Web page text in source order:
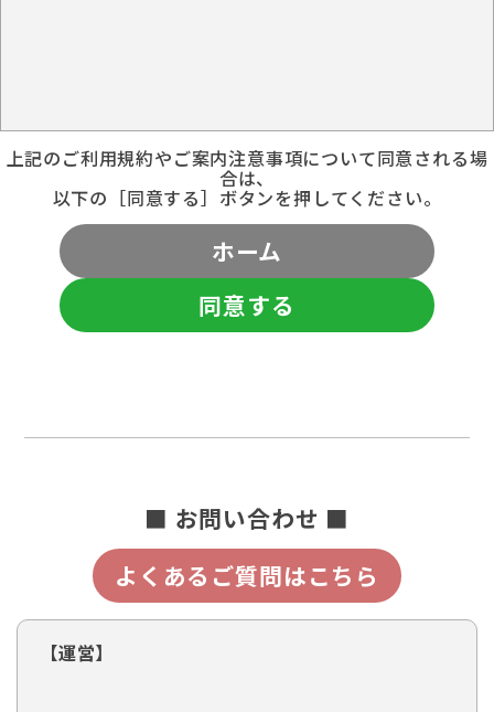
上記のご利用規約やご案内注意事項について同意される場
合は、
以下の［同意する］ボタンを押してください。
ホーム
同意する
■ お問い合わせ ■
よくあるご質問はこちら
【運営】